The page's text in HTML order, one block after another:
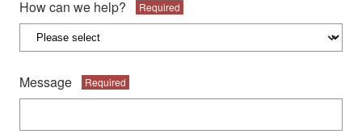
How can we help? Required
Message Required